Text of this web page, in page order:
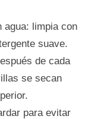
agua: limpia con
suave.
de cada
se secan
para evitar